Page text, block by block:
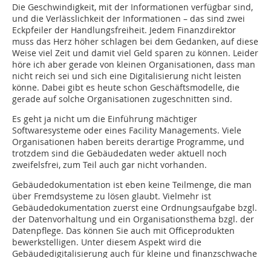
Die Geschwindigkeit, mit der Informationen verfügbar sind,
und die Verlässlichkeit der Informationen – das sind zwei
Eckpfeiler der Handlungsfreiheit. Jedem Finanzdirektor
muss das Herz höher schlagen bei dem Gedanken, auf diese
Weise viel Zeit und damit viel Geld sparen zu können. Leider
höre ich aber gerade von kleinen Organisationen, dass man
nicht reich sei und sich eine Digitalisierung nicht leisten
könne. Dabei gibt es heute schon Geschäftsmodelle, die
gerade auf solche Organisationen zugeschnitten sind.
Es geht ja nicht um die Einführung mächtiger
Softwaresysteme oder eines Facility Managements. Viele
Organisationen haben bereits derartige Programme, und
trotzdem sind die Gebäudedaten weder aktuell noch
zweifelsfrei, zum Teil auch gar nicht vorhanden.
Gebäudedokumentation ist eben keine Teilmenge, die man
über Fremdsysteme zu lösen glaubt. Vielmehr ist
Gebäudedokumentation zuerst eine Ordnungsaufgabe bzgl.
der Datenvorhaltung und ein Organisationsthema bzgl. der
Datenpflege. Das können Sie auch mit Officeprodukten
bewerkstelligen. Unter diesem Aspekt wird die
Gebäudedigitalisierung auch für kleine und finanzschwache